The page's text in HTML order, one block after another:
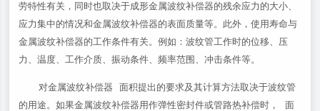
劳特性有关，同时也取决于成形金属波纹补偿器的残余应力的大小、
应力集中的情况和金属波纹补偿器的表面质量等。此外，使用寿命与
金属波纹补偿器的工作条件有关。例如：波纹管工作时的位移、压
力、温度、工作介质、振动条件、频率范围、冲击条件等。
对金属波纹补偿器 面积提出的要求及其计算方法取决于波纹管
的用途。如果金属波纹补偿器用作弹性密封件或管路热补偿时， 面